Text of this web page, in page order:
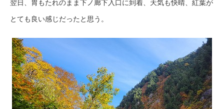
翌日、胃もたれのまま下ノ廊下入口に到着、天気も快晴、紅葉が
とても良い感じだったと思う。